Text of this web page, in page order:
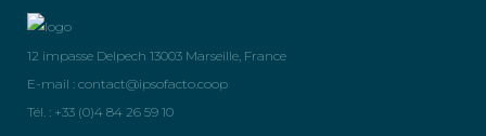
12 impasse Delpech 13003 Marseille, France
E-mail : contact@ipsofacto.coop
Tél. : +33 (0)4 84 26 59 10